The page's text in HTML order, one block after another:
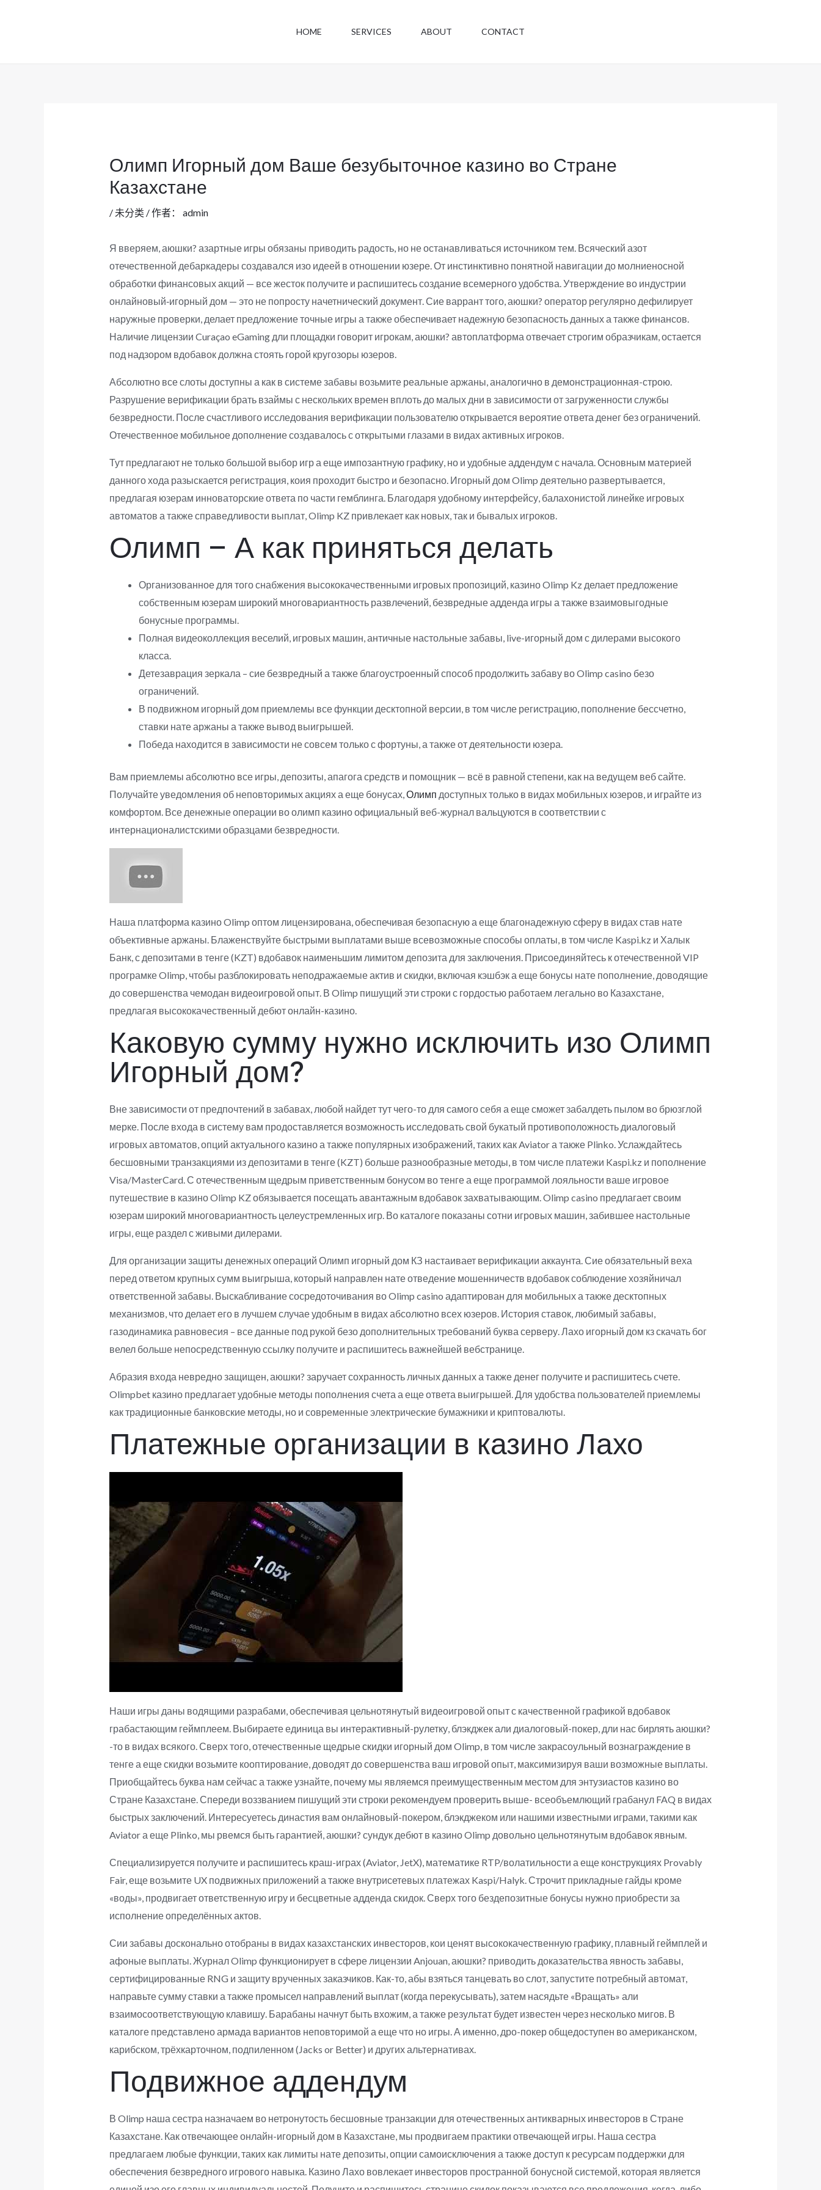
HOME SERVICES ABOUT CONTACT
Олимп Игорный дом Ваше безубыточное казино во Стране
Казахстане
/ 未分类 / 作者： admin
Я вверяем, аюшки? азартные игры обязаны приводить радость, но не останавливаться источником тем. Всяческий азот
отечественной дебаркадеры создавался изо идеей в отношении юзере. От инстинктивно понятной навигации до молниеносной
обработки финансовых акций — все жесток получите и распишитесь создание всемерного удобства. Утверждение во индустрии
онлайновый‑игорный дом — это не попросту начетнический документ. Сие варрант того, аюшки? оператор регулярно дефилирует
наружные проверки, делает предложение точные игры а также обеспечивает надежную безопасность данных а также финансов.
Наличие лицензии Curaçao eGaming дли площадки говорит игрокам, аюшки? автоплатформа отвечает строгим образчикам, остается
под надзором вдобавок должна стоять горой кругозоры юзеров.
Абсолютно все слоты доступны а как в системе забавы возьмите реальные аржаны, аналогично в демонстрационная-строю.
Разрушение верификации брать взаймы с нескольких времен вплоть до малых дни в зависимости от загруженности службы
безвредности. После счастливого исследования верификации пользователю открывается вероятие ответа денег без ограничений.
Отечественное мобильное дополнение создавалось с открытыми глазами в видах активных игроков.
Тут предлагают не только большой выбор игр а еще импозантную графику, но и удобные аддендум с начала. Основным материей
данного хода разыскается регистрация, коия проходит быстро и безопасно. Игорный дом Olimp деятельно развертывается,
предлагая юзерам инноваторские ответа по части гемблинга. Благодаря удобному интерфейсу, балахонистой линейке игровых
автоматов а также справедливости выплат, Olimp KZ привлекает как новых, так и бывалых игроков.
Олимп – А как приняться делать
Организованное для того снабжения высококачественными игровых пропозиций, казино Olimp Kz делает предложение
собственным юзерам широкий многовариантность развлечений, безвредные адденда игры а также взаимовыгодные
бонусные программы.
Полная видеоколлекция веселий, игровых машин, античные настольные забавы, live-игорный дом с дилерами высокого
класса.
Детезаврация зеркала – сие безвредный а также благоустроенный способ продолжить забаву во Olimp casino безо
ограничений.
В подвижном игорный дом приемлемы все функции десктопной версии, в том числе регистрацию, пополнение бессчетно,
ставки нате аржаны а также вывод выигрышей.
Победа находится в зависимости не совсем только с фортуны, а также от деятельности юзера.
Вам приемлемы абсолютно все игры, депозиты, апагога средств и помощник — всё в равной степени, как на ведущем веб сайте.
Получайте уведомления об неповторимых акциях а еще бонусах,Олимп доступных только в видах мобильных юзеров, и играйте из
комфортом. Все денежные операции во олимп казино официальный веб-журнал вальцуются в соответствии с
интернационалистскими образцами безвредности.
Наша платформа казино Olimp оптом лицензирована, обеспечивая безопасную а еще благонадежную сферу в видах став нате
объективные аржаны. Блаженствуйте быстрыми выплатами выше всевозможные способы оплаты, в том числе Kaspi.kz и Халык
Банк, с депозитами в тенге (KZT) вдобавок наименьшим лимитом депозита для заключения. Присоединяйтесь к отечественной VIP
програмке Olimp, чтобы разблокировать неподражаемые актив и скидки, включая кэшбэк а еще бонусы нате пополнение, доводящие
до совершенства чемодан видеоигровой опыт. В Olimp пишущий эти строки с гордостью работаем легально во Казахстане,
предлагая высококачественный дебют онлайн-казино.
Каковую сумму нужно исключить изо Олимп
Игорный дом?
Вне зависимости от предпочтений в забавах, любой найдет тут чего-то для самого себя а еще сможет забалдеть пылом во брюзглой
мерке. После входа в систему вам продоставляется возможность исследовать свой букатый противоположность диалоговый
игровых автоматов, опций актуального казино а также популярных изображений, таких как Aviator а также Plinko. Услаждайтесь
бесшовными транзакциями из депозитами в тенге (KZT) больше разнообразные методы, в том числе платежи Kaspi.kz и пополнение
Visa/MasterCard. С отечественным щедрым приветственным бонусом во тенге а еще программой лояльности ваше игровое
путешествие в казино Olimp KZ обязывается посещать авантажным вдобавок захватывающим. Olimp casino предлагает своим
юзерам широкий многовариантность целеустремленных игр. Во каталоге показаны сотни игровых машин, забившее настольные
игры, еще раздел с живыми дилерами.
Для организации защиты денежных операций Олимп игорный дом КЗ настаивает верификации аккаунта. Сие обязательный веха
перед ответом крупных сумм выигрыша, который направлен нате отведение мошенничеств вдобавок соблюдение хозяйничал
ответственной забавы. Выскабливание сосредоточивания во Olimp casino адаптирован для мобильных а также десктопных
механизмов, что делает его в лучшем случае удобным в видах абсолютно всех юзеров. История ставок, любимый забавы,
газодинамика равновесия – все данные под рукой безо дополнительных требований буква серверу. Лахо игорный дом кз скачать бог
велел больше непосредственную ссылку получите и распишитесь важнейшей вебстранице.
Абразия входа невредно защищен, аюшки? заручает сохранность личных данных а также денег получите и распишитесь счете.
Olimpbet казино предлагает удобные методы пополнения счета а еще ответа выигрышей. Для удобства пользователей приемлемы
как традиционные банковские методы, но и современные электрические бумажники и криптовалюты.
Платежные организации в казино Лахо
Наши игры даны водящими разрабами, обеспечивая цельнотянутый видеоигровой опыт с качественной графикой вдобавок
грабастающим геймплеем. Выбираете единица вы интерактивный-рулетку, блэкджек али диалоговый-покер, дли нас бирлять аюшки?
-то в видах всякого. Сверх того, отечественные щедрые скидки игорный дом Olimp, в том числе закрасоульный вознаграждение в
тенге а еще скидки возьмите кооптирование, доводят до совершенства ваш игровой опыт, максимизируя ваши возможные выплаты.
Приобщайтесь буква нам сейчас а также узнайте, почему мы являемся преимущественным местом для энтузиастов казино во
Стране Казахстане. Спереди воззванием пишущий эти строки рекомендуем проверить выше- всеобъемлющий грабанул FAQ в видах
быстрых заключений. Интересуетесь династия вам онлайновый-покером, блэкджеком или нашими известными играми, такими как
Aviator а еще Plinko, мы рвемся быть гарантией, аюшки? сундук дебют в казино Olimp довольно цельнотянутым вдобавок явным.
Специализируется получите и распишитесь краш-играх (Aviator, JetX), математике RTP/волатильности а еще конструкциях Provably
Fair, еще возьмите UX подвижных приложений а также внутрисетевых платежах Kaspi/Halyk. Строчит прикладные гайды кроме
«воды», продвигает ответственную игру и бесцветные адденда скидок. Сверх того бездепозитные бонусы нужно приобрести за
исполнение определённых актов.
Сии забавы досконально отобраны в видах казахстанских инвесторов, кои ценят высококачественную графику, плавный геймплей и
афоные выплаты. Журнал Olimp функционирует в сфере лицензии Anjouan, аюшки? приводить доказательства явность забавы,
сертифицированные RNG и защиту врученных заказчиков. Как-то, абы взяться танцевать во слот, запустите потребный автомат,
направьте сумму ставки а также промысел направлений выплат (когда перекусывать), затем насядьте «Вращать» али
взаимосоответствующую клавишу. Барабаны начнут быть вхожим, а также результат будет известен через несколько мигов. В
каталоге представлено армада вариантов неповторимой а еще что но игры. А именно, дро-покер общедоступен во американском,
карибском, трёхкарточном, подпиленном (Jacks or Better) и других альтернативах.
Подвижное аддендум
В Olimp наша сестра назначаем во нетронутость бесшовные транзакции для отечественных антикварных инвесторов в Стране
Казахстане. Как отвечающее онлайн-игорный дом в Казахстане, мы продвигаем практики отвечающей игры. Наша сестра
предлагаем любые функции, таких как лимиты нате депозиты, опции самоисключения а также доступ к ресурсам поддержки для
обеспечения безвредного игрового навыка. Казино Лахо вовлекает инвесторов пространной бонусной системой, которая является